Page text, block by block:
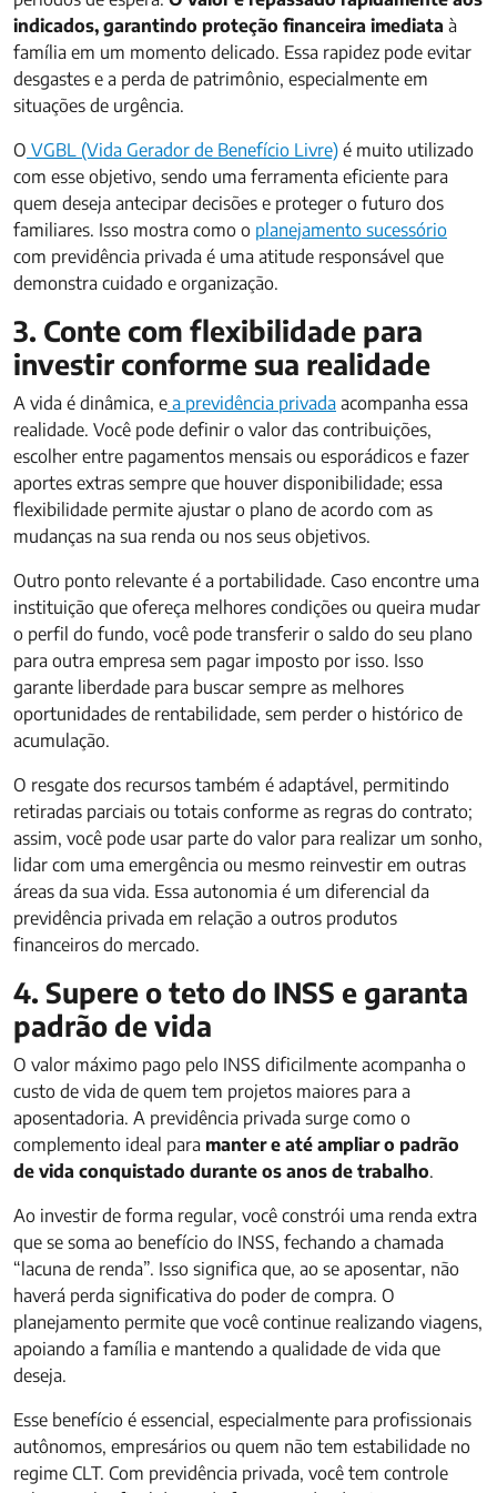
indicados, garantindo proteção financeira imediata à
família em um momento delicado. Essa rapidez pode evitar
desgastes e a perda de patrimônio, especialmente em
situações de urgência.
O VGBL (Vida Gerador de Benefício Livre) é muito utilizado
com esse objetivo, sendo uma ferramenta eficiente para
quem deseja antecipar decisões e proteger o futuro dos
familiares. Isso mostra como o planejamento sucessório
com previdência privada é uma atitude responsável que
demonstra cuidado e organização.
3. Conte com flexibilidade para
investir conforme sua realidade
A vida é dinâmica, e a previdência privada acompanha essa
realidade. Você pode definir o valor das contribuições,
escolher entre pagamentos mensais ou esporádicos e fazer
aportes extras sempre que houver disponibilidade; essa
flexibilidade permite ajustar o plano de acordo com as
mudanças na sua renda ou nos seus objetivos.
Outro ponto relevante é a portabilidade. Caso encontre uma
instituição que ofereça melhores condições ou queira mudar
o perfil do fundo, você pode transferir o saldo do seu plano
para outra empresa sem pagar imposto por isso. Isso
garante liberdade para buscar sempre as melhores
oportunidades de rentabilidade, sem perder o histórico de
acumulação.
O resgate dos recursos também é adaptável, permitindo
retiradas parciais ou totais conforme as regras do contrato;
assim, você pode usar parte do valor para realizar um sonho,
lidar com uma emergência ou mesmo reinvestir em outras
áreas da sua vida. Essa autonomia é um diferencial da
previdência privada em relação a outros produtos
financeiros do mercado.
4. Supere o teto do INSS e garanta
padrão de vida
O valor máximo pago pelo INSS dificilmente acompanha o
custo de vida de quem tem projetos maiores para a
aposentadoria. A previdência privada surge como o
complemento ideal para manter e até ampliar o padrão
de vida conquistado durante os anos de trabalho.
Ao investir de forma regular, você constrói uma renda extra
que se soma ao benefício do INSS, fechando a chamada
“lacuna de renda”. Isso significa que, ao se aposentar, não
haverá perda significativa do poder de compra. O
planejamento permite que você continue realizando viagens,
apoiando a família e mantendo a qualidade de vida que
deseja.
Esse benefício é essencial, especialmente para profissionais
autônomos, empresários ou quem não tem estabilidade no
regime CLT. Com previdência privada, você tem controle